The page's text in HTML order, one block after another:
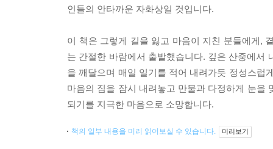
인들의 안타까운 자화상일 것입니다.
이 책은 그렇게 길을 잃고 마음이 지친 분들에게,
는 간절한 바람에서 출발했습니다. 깊은 산중에서
을 깨달으며 매일 일기를 적어 내려가듯 정성스럽
마음의 짐을 잠시 내려놓고 만물과 다정하게 눈을
되기를 지극한 마음으로 소망합니다.
책의 일부 내용을 미리 읽어보실 수 있습니다. 미리보기